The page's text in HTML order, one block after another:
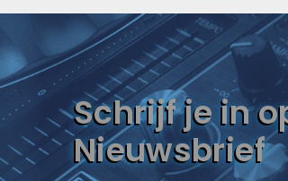
Schrijf je in
Nieuwsbrief